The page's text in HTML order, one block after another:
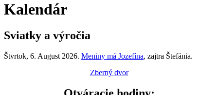
Kalendár
Sviatky a výročia
Štvrtok, 6. August 2026. Meniny má Jozefína, zajtra Štefánia.
Zberný dvor